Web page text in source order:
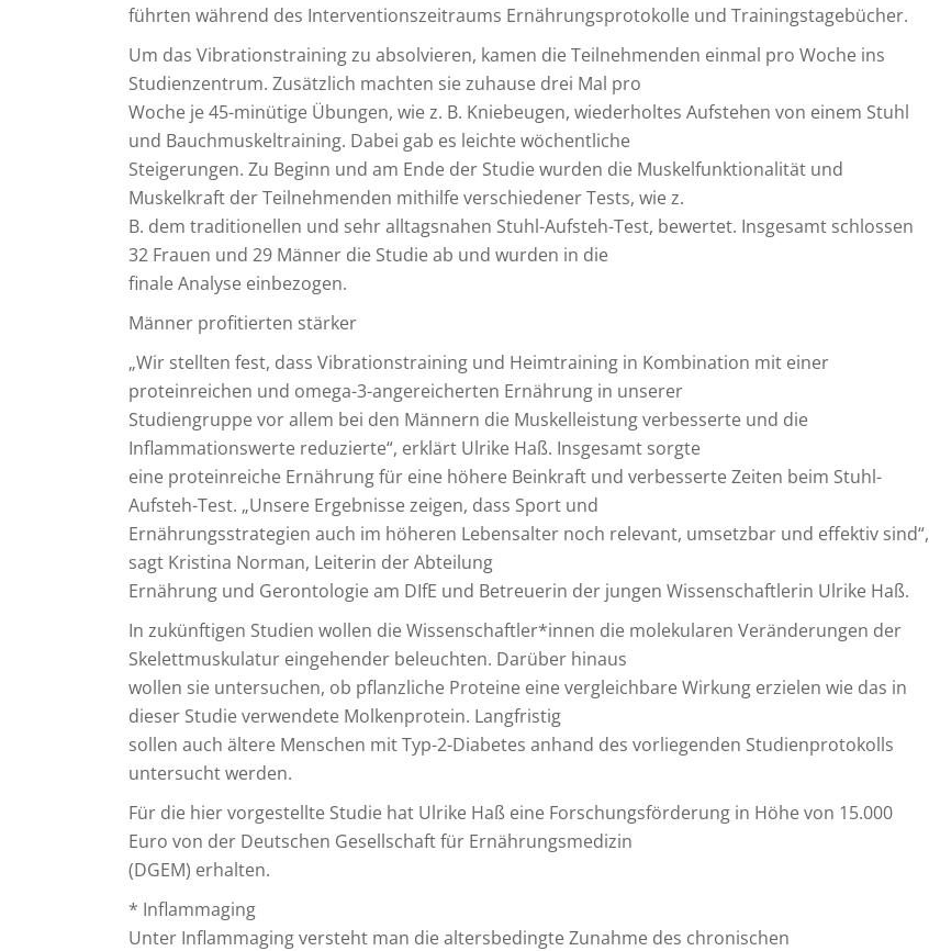
führten während des Interventionszeitraums Ernährungsprotokolle und Trainingstagebücher.
Um das Vibrationstraining zu absolvieren, kamen die Teilnehmenden einmal pro Woche ins
Studienzentrum. Zusätzlich machten sie zuhause drei Mal pro
Woche je 45-minütige Übungen, wie z. B. Kniebeugen, wiederholtes Aufstehen von einem Stuhl
und Bauchmuskeltraining. Dabei gab es leichte wöchentliche
Steigerungen. Zu Beginn und am Ende der Studie wurden die Muskelfunktionalität und
Muskelkraft der Teilnehmenden mithilfe verschiedener Tests, wie z.
B. dem traditionellen und sehr alltagsnahen Stuhl-Aufsteh-Test, bewertet. Insgesamt schlossen
32 Frauen und 29 Männer die Studie ab und wurden in die
finale Analyse einbezogen.
Männer profitierten stärker
„Wir stellten fest, dass Vibrationstraining und Heimtraining in Kombination mit einer
proteinreichen und omega-3-angereicherten Ernährung in unserer
Studiengruppe vor allem bei den Männern die Muskelleistung verbesserte und die
Inflammationswerte reduzierte“, erklärt Ulrike Haß. Insgesamt sorgte
eine proteinreiche Ernährung für eine höhere Beinkraft und verbesserte Zeiten beim Stuhl-
Aufsteh-Test. „Unsere Ergebnisse zeigen, dass Sport und
Ernährungsstrategien auch im höheren Lebensalter noch relevant, umsetzbar und effektiv sind“,
sagt Kristina Norman, Leiterin der Abteilung
Ernährung und Gerontologie am DIfE und Betreuerin der jungen Wissenschaftlerin Ulrike Haß.
In zukünftigen Studien wollen die Wissenschaftler*innen die molekularen Veränderungen der
Skelettmuskulatur eingehender beleuchten. Darüber hinaus
wollen sie untersuchen, ob pflanzliche Proteine eine vergleichbare Wirkung erzielen wie das in
dieser Studie verwendete Molkenprotein. Langfristig
sollen auch ältere Menschen mit Typ-2-Diabetes anhand des vorliegenden Studienprotokolls
untersucht werden.
Für die hier vorgestellte Studie hat Ulrike Haß eine Forschungsförderung in Höhe von 15.000
Euro von der Deutschen Gesellschaft für Ernährungsmedizin
(DGEM) erhalten.
* Inflammaging
Unter Inflammaging versteht man die altersbedingte Zunahme des chronischen